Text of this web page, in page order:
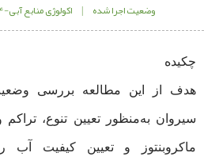
وضعیت اجرا شده | اکولوژی منابع آبی-1404
چکیده
هدف از این مطالعه بررسی وضعیت
سیروان به‌‌منظور تعیین تنوع،
ماکروبنتوز و تعیین کیفیت آب